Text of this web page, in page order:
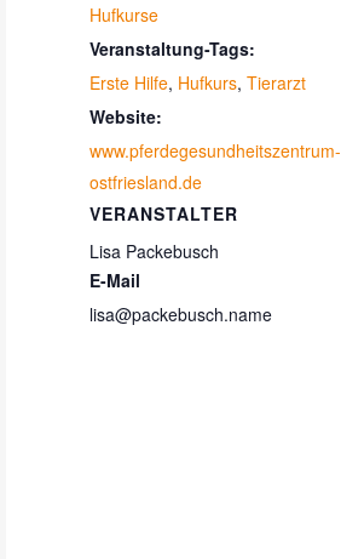
Hufkurse
Veranstaltung-Tags:
Erste Hilfe, Hufkurs, Tierarzt
Website:
www.pferdegesundheitszentrum-
ostfriesland.de
VERANSTALTER
Lisa Packebusch
E-Mail
lisa@packebusch.name